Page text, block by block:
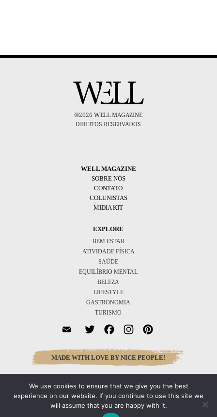
®2026 WELL MAGAZINE
DIREITOS RESERVADOS
WELL MAGAZINE
SOBRE NÓS
CONTATO
COLUNISTAS
MIDIA KIT
EXPLORE
BEM ESTAR
ATIVIDADE FÍSICA
SAÚDE
EQUILÍBRIO MENTAL
BELEZA
LIFESTYLE
GASTRONOMIA
TURISMO
TwitterFacebookInstagram
MADE WITH LOVE BY NICE PEOPLE!
Inscreva-se
We use cookies to ensure that we give you the best
experience on our website. If you continue to use this site we
will assume that you are happy with it.